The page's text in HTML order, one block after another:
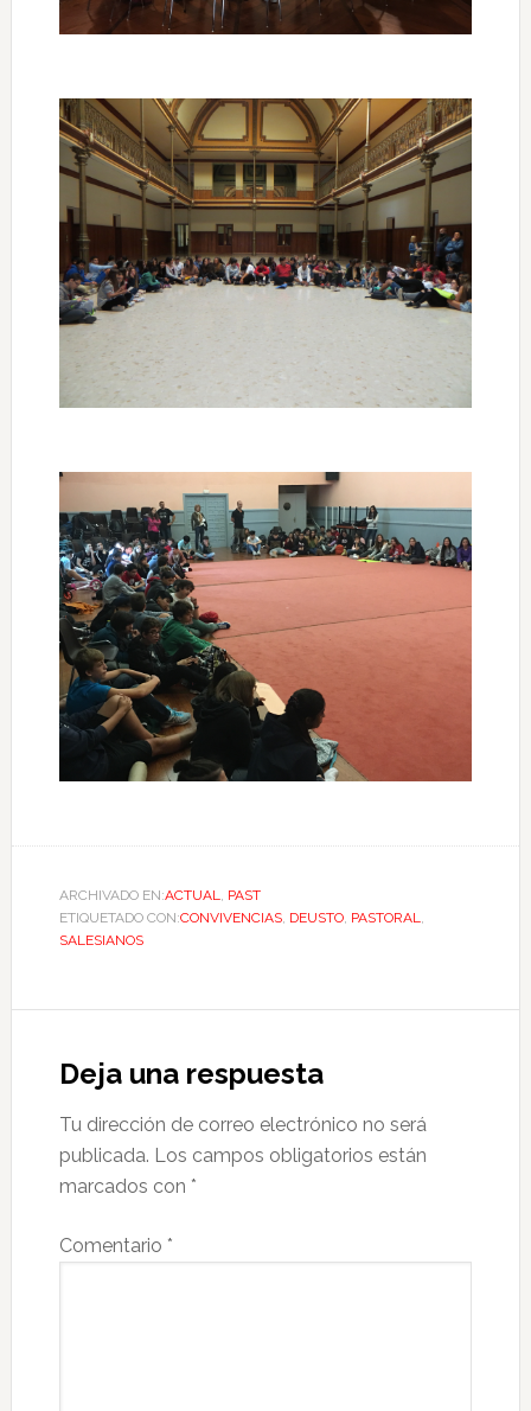
ARCHIVADO EN:ACTUAL, PAST
ETIQUETADO CON:CONVIVENCIAS, DEUSTO, PASTORAL,
SALESIANOS
Deja una respuesta
Tu dirección de correo electrónico no será
publicada. Los campos obligatorios están
marcados con *
Comentario *